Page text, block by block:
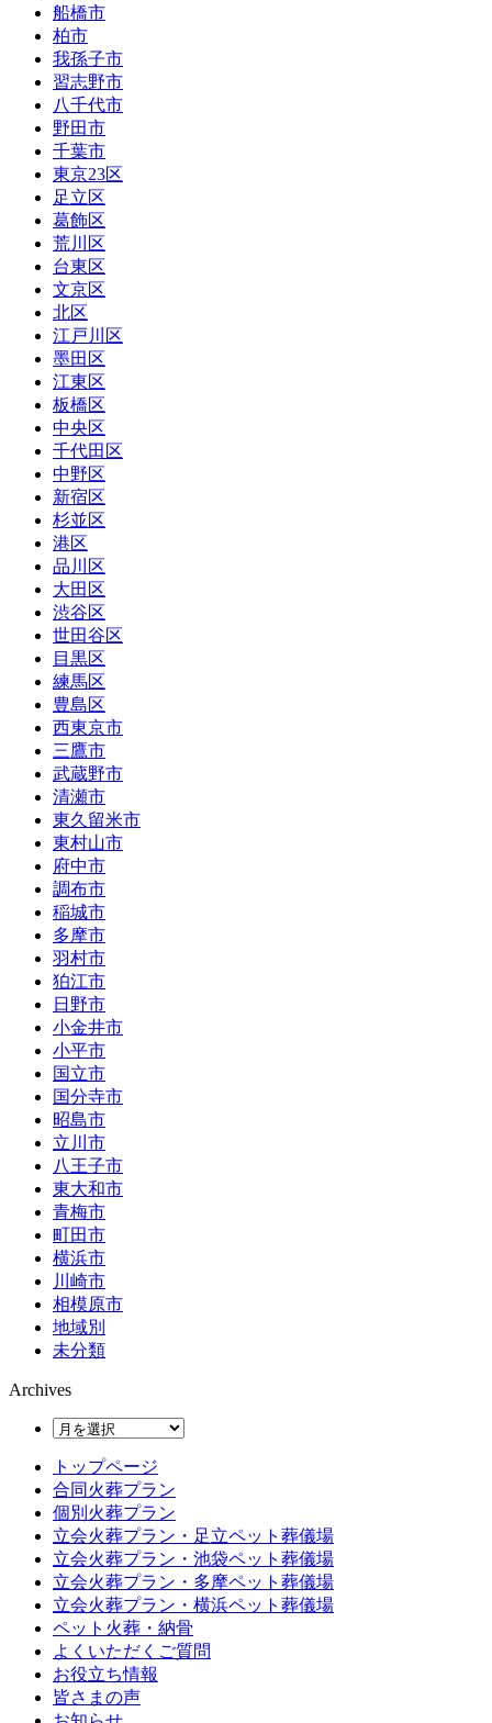
船橋市
柏市
我孫子市
習志野市
八千代市
野田市
千葉市
東京23区
足立区
葛飾区
荒川区
台東区
文京区
北区
江戸川区
墨田区
江東区
板橋区
中央区
千代田区
中野区
新宿区
杉並区
港区
品川区
大田区
渋谷区
世田谷区
目黒区
練馬区
豊島区
西東京市
三鷹市
武蔵野市
清瀬市
東久留米市
東村山市
府中市
調布市
稲城市
多摩市
羽村市
狛江市
日野市
小金井市
小平市
国立市
国分寺市
昭島市
立川市
八王子市
東大和市
青梅市
町田市
横浜市
川崎市
相模原市
地域別
未分類
Archives
トップページ
合同火葬プラン
個別火葬プラン
立会火葬プラン・足立ペット葬儀場
立会火葬プラン・池袋ペット葬儀場
立会火葬プラン・多摩ペット葬儀場
立会火葬プラン・横浜ペット葬儀場
ペット火葬・納骨
よくいただくご質問
お役立ち情報
皆さまの声